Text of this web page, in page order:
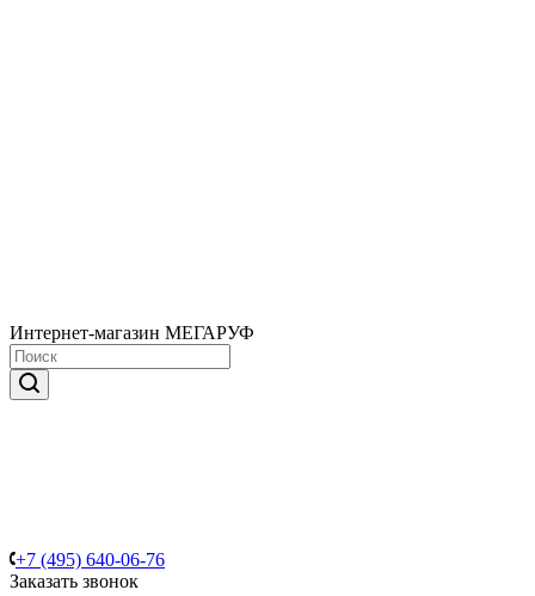
Интернет-магазин МЕГАРУФ
+7 (495) 640-06-76
Заказать звонок